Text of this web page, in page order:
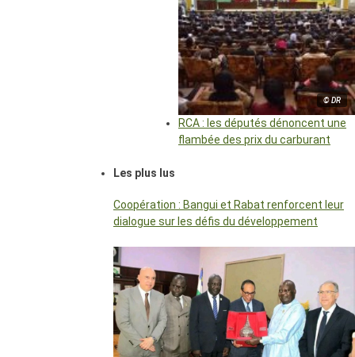
© DR
RCA : les députés dénoncent une
flambée des prix du carburant
Les plus lus
Coopération : Bangui et Rabat renforcent leur
dialogue sur les défis du développement